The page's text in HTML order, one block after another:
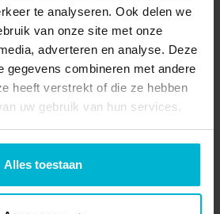
te analyseren. Ook delen we
van onze site met onze
adverteren en analyse. Deze
gegevens combineren met andere
heeft verstrekt of die ze hebben
uw gebruik van hun services.
Alles toestaan